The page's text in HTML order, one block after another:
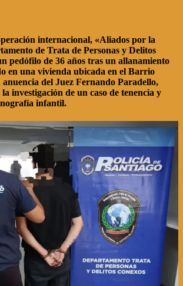
internacional, «Aliados por la
de Trata de Personas y Delitos
pedófilo de 36 años tras un allanamiento
en una vivienda ubicada en el Barrio
del Juez Fernando Paradello,
investigación de un caso de tenencia y
infantil.